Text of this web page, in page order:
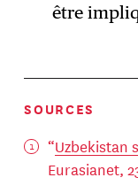
être
SOURCES
“Uzbekistan
Eurasianet,